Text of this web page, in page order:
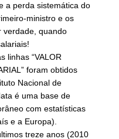
a perda sistemática do
ministro e os
verdade, quando
linhas “VALOR
foram obtidos
Nacional de
é uma base de
com estatísticas
e a Europa).
treze anos (2010